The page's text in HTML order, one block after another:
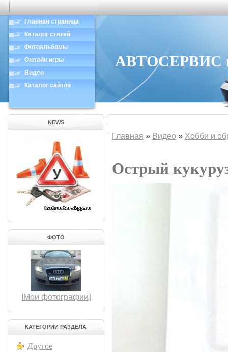
Главная страница
Каталог статей
Фотоальбомы
Онлайн игры
Видео
Каталог сайтов
АВТОСЕРВИС в
NEWS
ФОТО
[Мои фотографии]
КАТЕГОРИИ РАЗДЕЛА
Другое
Главная » Видео » Хобби и
Острый